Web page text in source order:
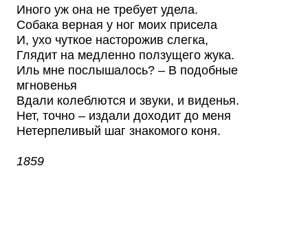
Иного уж она не требует удела.
Собака верная у ног моих присела
И, ухо чуткое насторожив слегка,
Глядит на медленно ползущего жука.
Иль мне послышалось? – В подобные
мгновенья
Вдали колеблются и звуки, и виденья.
Нет, точно – издали доходит до меня
Нетерпеливый шаг знакомого коня.
1859